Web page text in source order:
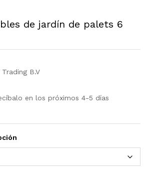
de jardín de palets 6
B.V
en los próximos 4-5 días